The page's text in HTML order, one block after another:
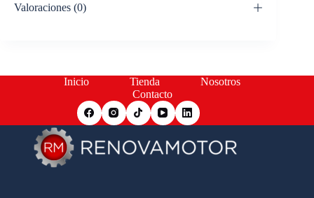
Valoraciones (0)
Inicio Tienda
Nosotros
Contacto